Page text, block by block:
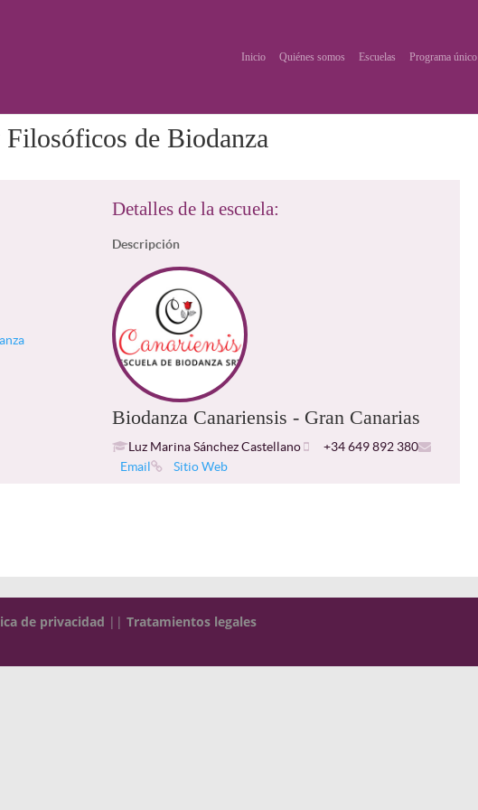
Inicio Quiénes somos Escuelas Programa único
de Biodanza
Detalles de la escuela:
Descripción
Biodanza Canariensis - Gran Canarias
Luz Marina Sánchez Castellano
+34 649 892 380
Email
Sitio Web
de privacidad ||Tratamientos legales